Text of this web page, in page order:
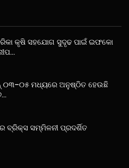
କୃଷି ସହଯୋଗ ସୁଦୃଢ ପାଇଁ ଇଫକୋ
୦୩–୦୫ ମଧ୍ୟରେ ଅନୁଷ୍ଠିତ ହେଉଛି
ବ୍ରିକ୍ସ ସମ୍ମିଳନୀ ପ୍ରଦର୍ଶିତ